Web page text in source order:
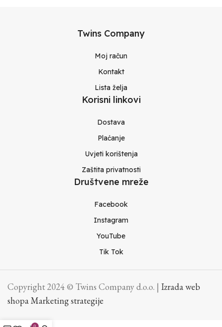
Twins Company
Moj račun
Kontakt
Lista želja
Korisni linkovi
Dostava
Plaćanje
Uvjeti korištenja
Zaštita privatnosti
Društvene mreže
Facebook
Instagram
YouTube
Tik Tok
Copyright 2024 © Twins Company d.o.o. | Izrada web
shopa Marketing strategije